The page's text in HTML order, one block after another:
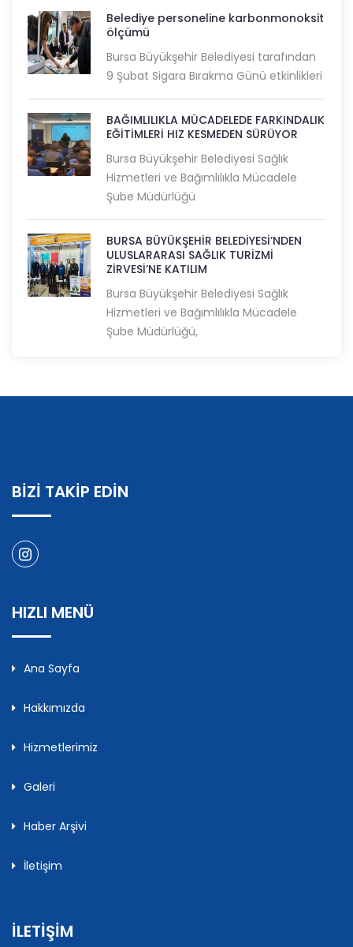
Belediye personeline karbonmonoksit
ölçümü
Bursa Büyükşehir Belediyesi tarafından
9 Şubat Sigara Bırakma Günü etkinlikleri
BAĞIMLILIKLA MÜCADELEDE FARKINDALIK
EĞİTİMLERİ HIZ KESMEDEN SÜRÜYOR
Bursa Büyükşehir Belediyesi Sağlık
Hizmetleri ve Bağımlılıkla Mücadele
Şube Müdürlüğü
BURSA BÜYÜKŞEHİR BELEDİYESİ’NDEN
ULUSLARARASI SAĞLIK TURİZMİ
ZİRVESİ’NE KATILIM
Bursa Büyükşehir Belediyesi Sağlık
Hizmetleri ve Bağımlılıkla Mücadele
Şube Müdürlüğü,
BİZİ TAKİP EDİN
HIZLI MENÜ
Ana Sayfa
Hakkımızda
Hizmetlerimiz
Galeri
Haber Arşivi
İletişim
İLETİŞİM